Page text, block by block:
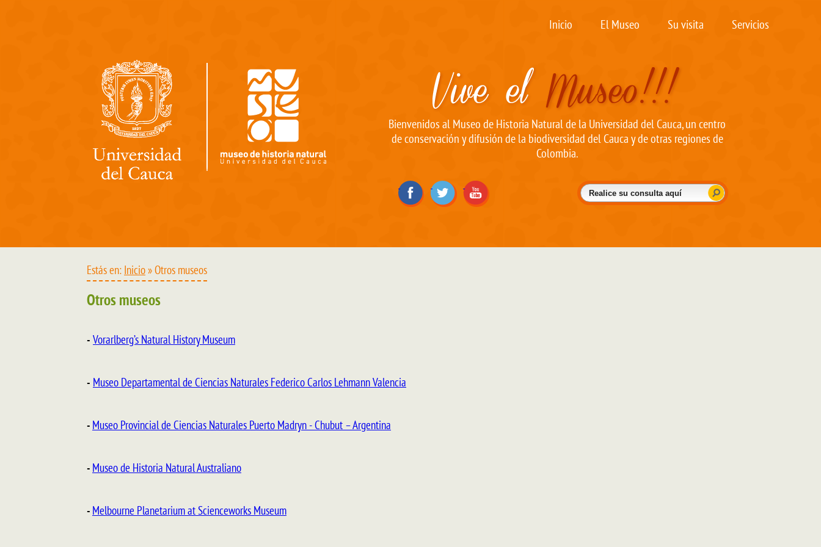
Inicio El Museo Su visita Servicios
Bienvenidos al Museo de Historia Natural de la Universidad del Cauca, un centro
de conservación y difusión de la biodiversidad del Cauca y de otras regiones de
Colombia.
Formulario de búsqueda
Buscar
Estás en: Inicio» Otros museos
Otros museos
- Vorarlberg’s Natural History Museum
- Museo Departamental de Ciencias Naturales Federico Carlos Lehmann Valencia
- Museo Provincial de Ciencias Naturales Puerto Madryn - Chubut – Argentina
- Museo de Historia Natural Australiano
- Melbourne Planetarium at Scienceworks Museum